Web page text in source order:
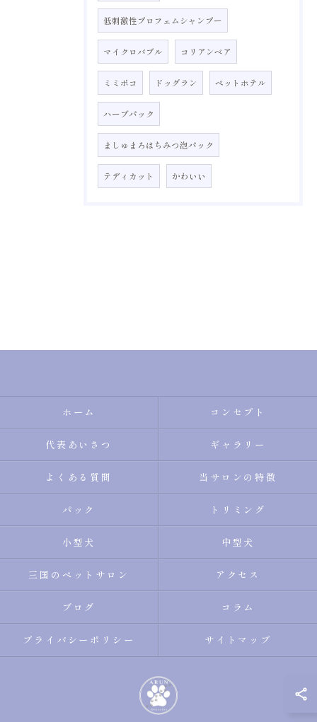
低刺激性プロフェムシャンプー
マイクロバブル コリアンベア
ミミポコ ドッグラン ペットホテル
ハーブパック
ましゅまろはちみつ泡パック
テディカット かわいい
ホーム コンセプト
代表あいさつ ギャラリー
よくある質問 当サロンの特徴
パック トリミング
小型犬 中型犬
三国のペットサロン アクセス
ブログ コラム
プライバシーポリシー サイトマップ